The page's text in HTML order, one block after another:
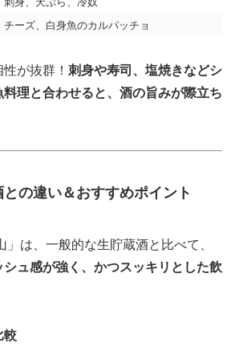
チーズ、白身魚のカルパッチョ
が抜群！ 刺身や寿司、塩焼きなどシ
理と合わせると、酒の旨みが際立ち
の違い＆おすすめポイント
」は、一般的な生貯蔵酒と比べて、
ュ感が強く、かつスッキリとした飲
較